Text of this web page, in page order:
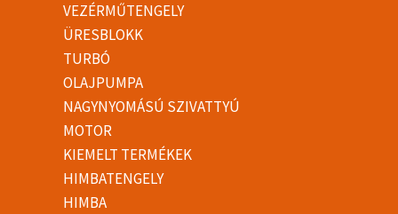
VEZÉRMŰTENGELY
ÜRESBLOKK
TURBÓ
OLAJPUMPA
NAGYNYOMÁSÚ SZIVATTYÚ
MOTOR
KIEMELT TERMÉKEK
HIMBATENGELY
HIMBA